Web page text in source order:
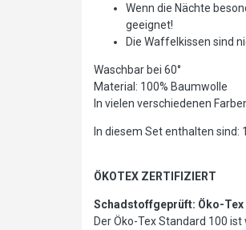
Wenn die Nächte
geeignet!
Die Waffelkissen sind
Waschbar bei 60°
Material: 100% Baumwolle
In vielen verschiedenen
In diesem Set enthalten sind:
ÖKOTEX ZERTIFIZIERT
Schadstoffgeprüft: Öko-Tex
Der Öko-Tex Standard 100